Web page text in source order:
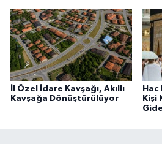
İl Özel İdare Kavşağı, Akıllı
Kavşağa Dönüştürülüyor
Hac
Kişi